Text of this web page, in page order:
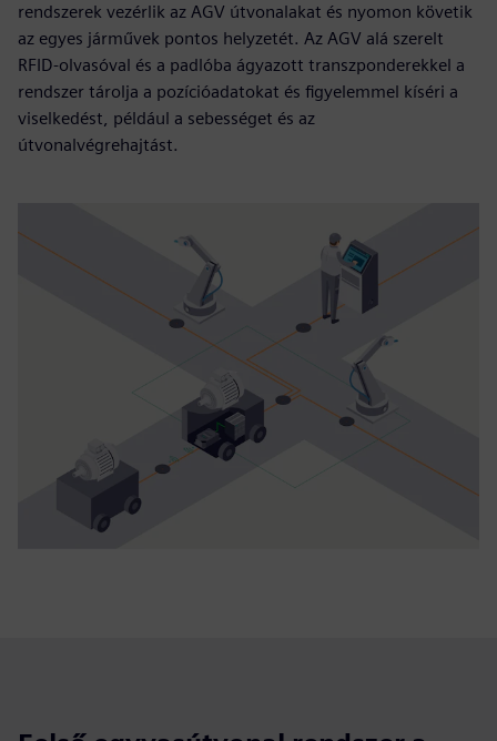
rendszerek vezérlik az AGV útvonalakat és nyomon követik
az egyes járművek pontos helyzetét. Az AGV alá szerelt
RFID-olvasóval és a padlóba ágyazott transzponderekkel a
rendszer tárolja a pozícióadatokat és figyelemmel kíséri a
viselkedést, például a sebességet és az
útvonalvégrehajtást.